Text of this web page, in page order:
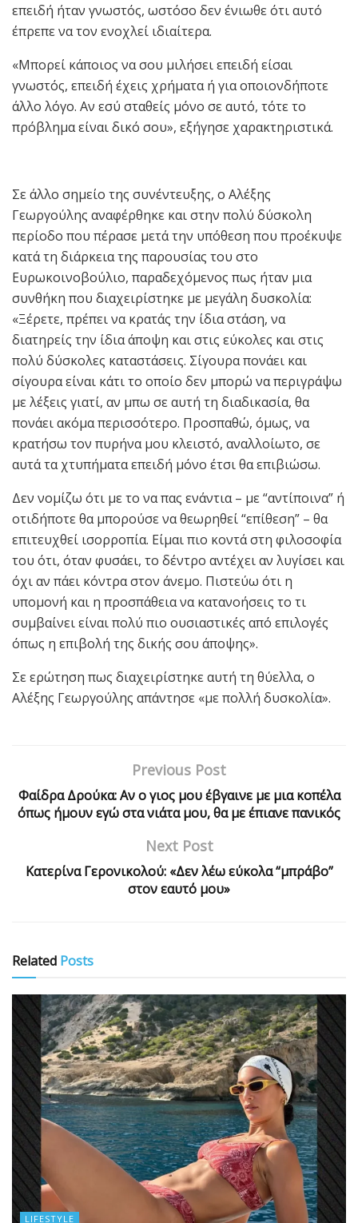
επειδή ήταν γνωστός, ωστόσο δεν ένιωθε ότι αυτό
έπρεπε να τον ενοχλεί ιδιαίτερα.
«Μπορεί κάποιος να σου μιλήσει επειδή είσαι
γνωστός, επειδή έχεις χρήματα ή για οποιονδήποτε
άλλο λόγο. Αν εσύ σταθείς μόνο σε αυτό, τότε το
πρόβλημα είναι δικό σου», εξήγησε χαρακτηριστικά.
Σε άλλο σημείο της συνέντευξης, ο Αλέξης
Γεωργούλης αναφέρθηκε και στην πολύ δύσκολη
περίοδο που πέρασε μετά την υπόθεση που προέκυψε
κατά τη διάρκεια της παρουσίας του στο
Ευρωκοινοβούλιο, παραδεχόμενος πως ήταν μια
συνθήκη που διαχειρίστηκε με μεγάλη δυσκολία:
«Ξέρετε, πρέπει να κρατάς την ίδια στάση, να
διατηρείς την ίδια άποψη και στις εύκολες και στις
πολύ δύσκολες καταστάσεις. Σίγουρα πονάει και
σίγουρα είναι κάτι το οποίο δεν μπορώ να περιγράψω
με λέξεις γιατί, αν μπω σε αυτή τη διαδικασία, θα
πονάει ακόμα περισσότερο. Προσπαθώ, όμως, να
κρατήσω τον πυρήνα μου κλειστό, αναλλοίωτο, σε
αυτά τα χτυπήματα επειδή μόνο έτσι θα επιβιώσω.
Δεν νομίζω ότι με το να πας ενάντια – με “αντίποινα” ή
οτιδήποτε θα μπορούσε να θεωρηθεί “επίθεση” – θα
επιτευχθεί ισορροπία. Είμαι πιο κοντά στη φιλοσοφία
του ότι, όταν φυσάει, το δέντρο αντέχει αν λυγίσει και
όχι αν πάει κόντρα στον άνεμο. Πιστεύω ότι η
υπομονή και η προσπάθεια να κατανοήσεις το τι
συμβαίνει είναι πολύ πιο ουσιαστικές από επιλογές
όπως η επιβολή της δικής σου άποψης».
Σε ερώτηση πως διαχειρίστηκε αυτή τη θύελλα, ο
Αλέξης Γεωργούλης απάντησε «με πολλή δυσκολία».
Previous Post
Φαίδρα Δρούκα: Αν ο γιος μου έβγαινε με μια κοπέλα
όπως ήμουν εγώ στα νιάτα μου, θα με έπιανε πανικός
Next Post
Κατερίνα Γερονικολού: «Δεν λέω εύκολα “μπράβο”
στον εαυτό μου»
Related Posts
LIFESTYLE